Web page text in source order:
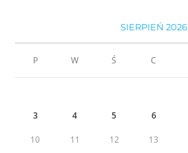
SIERPIEŃ 2026
P W Ś C
3 4 5 6
10 11 12 13